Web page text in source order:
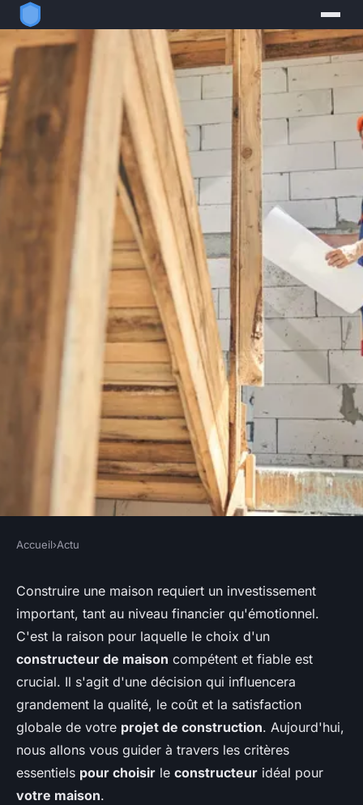
Les critères importants à
prendre compte pour choisir
un bon constructeur de
maison
claire•18 décembre 2023 •2 min de lecture
Accueil›Actu
Construire une maison requiert un investissement
important, tant au niveau financier qu'émotionnel.
C'est la raison pour laquelle le choix d'un
constructeur de maison compétent et fiable est
crucial. Il s'agit d'une décision qui influencera
grandement la qualité, le coût et la satisfaction
globale de votre projet de construction. Aujourd'hui,
nous allons vous guider à travers les critères
essentiels pour choisir le constructeur idéal pour
votre maison.